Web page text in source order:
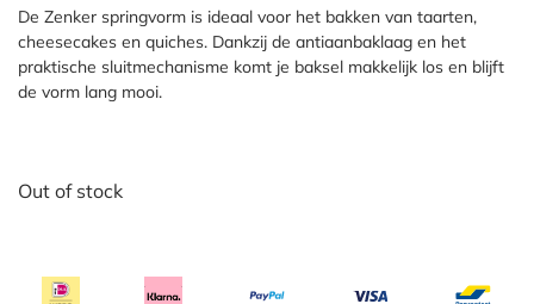
De Zenker springvorm is ideaal voor het bakken van taarten,
cheesecakes en quiches. Dankzij de antiaanbaklaag en het
praktische sluitmechanisme komt je baksel makkelijk los en blijft
de vorm lang mooi.
Out of stock